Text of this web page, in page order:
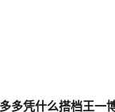
多凭什么搭档王一